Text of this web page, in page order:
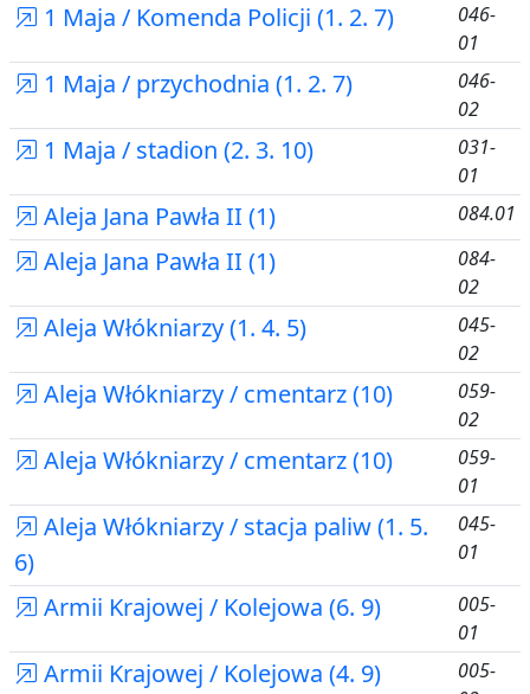
1 Maja / Komenda Policji (1. 2. 7)
046-
01
1 Maja / przychodnia (1. 2. 7)
046-
02
1 Maja / stadion (2. 3. 10)
031-
01
Aleja Jana Pawła II (1) 084.01
Aleja Jana Pawła II (1)
084-
02
Aleja Włókniarzy (1. 4. 5)
045-
02
Aleja Włókniarzy / cmentarz (10)
059-
02
Aleja Włókniarzy / cmentarz (10)
059-
01
Aleja Włókniarzy / stacja paliw (1. 5.
6)
045-
01
Armii Krajowej / Kolejowa (6. 9)
005-
01
Armii Krajowej / Kolejowa (4. 9)
005-